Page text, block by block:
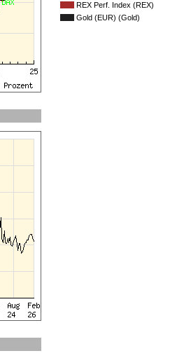
REX Perf. Index (REX)
Gold (EUR) (Gold)